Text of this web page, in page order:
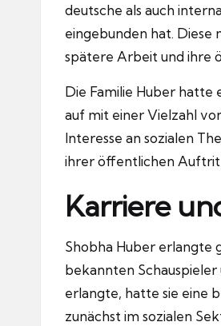
deutsche als auch
eingebunden hat. Diese
spätere Arbeit und ihre
Die Familie Huber hatte
auf mit einer Vielzahl
Interesse an sozialen
ihrer öffentlichen
Karriere
Shobha Huber erlangte
bekannten
erlangte, hatte sie eine
zunächst im sozialen